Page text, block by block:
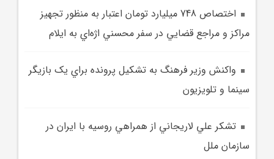
اختصاص 748 ميليارد تومان اعتبار به منظور تجهيز
مراکز و مراجع قضايي در سفر محسني اژه‌اي به ايلام
واکنش وزير فرهنگ به تشکيل پرونده براي يک بازيگر
سينما و تلويزيون
تشکر علي لاريجاني از همراهي روسيه با ايران در
سازمان ملل